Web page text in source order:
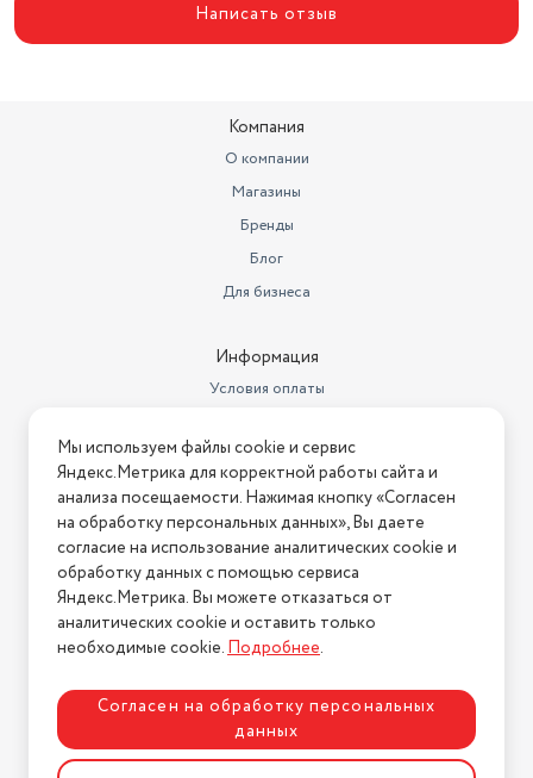
Написать отзыв
Компания
О компании
Магазины
Бренды
Блог
Для бизнеса
Информация
Условия оплаты
Условия возврата
Нашли ошибку на сайте? Напишите нам
2026 © Интернет-магазин "АстМаркет". У нас есть всё!
Политика конфиденциальности
Разработка сайтаASTDESIGN
Мы используем файлы cookie и сервис
Яндекс.Метрика для корректной работы сайта и
анализа посещаемости. Нажимая кнопку «Согласен
на обработку персональных данных», Вы даете
согласие на использование аналитических cookie и
обработку данных с помощью сервиса
Яндекс.Метрика. Вы можете отказаться от
аналитических cookie и оставить только
необходимые cookie.Подробнее.
Согласен на обработку персональных
данных